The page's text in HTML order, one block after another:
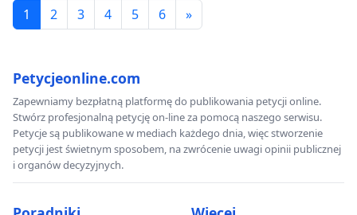
1 2 3 4 5 6 »
Petycjeonline.com
Zapewniamy bezpłatną platformę do publikowania petycji online.
Stwórz profesjonalną petycję on-line za pomocą naszego serwisu.
Petycje są publikowane w mediach każdego dnia, więc stworzenie
petycji jest świetnym sposobem, na zwrócenie uwagi opinii publicznej
i organów decyzyjnych.